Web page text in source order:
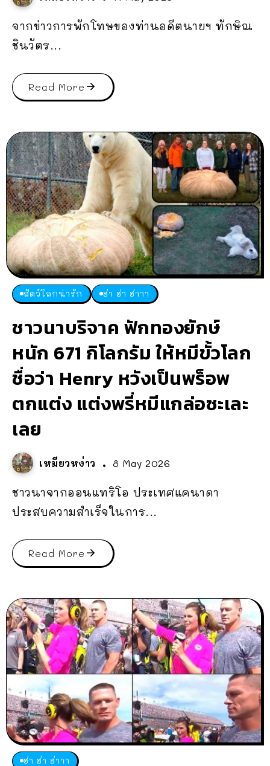
จากข่าวการพักโทษของท่านอดีตนายฯ ทักษิณ
ชินวัตร...
Read More
สัตว์โลกน่ารัก ฮ่า ฮ่า ฮ่าาา
ชาวนาบริจาค ฟักทองยักษ์
หนัก 671 กิโลกรัม ให้หมีขั้วโลก
ชื่อว่า Henry หวังเป็นพร็อพ
ตกแต่ง แต่งพรี่หมีแกล่อซะเละ
เลย
เหมียวหง่าว 8 May 2026
ชาวนาจากออนแทริโอ ประเทศแคนาดา
ประสบความสำเร็จในการ...
Read More
ฮ่า ฮ่า ฮ่าาา